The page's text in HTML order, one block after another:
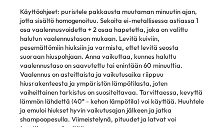
Käyttöohjeet: puristele pakkausta muutaman minuutin ajan,
jotta sisältö homogenoituu. Sekoita ei-metallisessa astiassa 1
osa vaalennusvoidetta + 2 osaa hapetetta, joka on valittu
halutun vaalennustason mukaan. Levitä kuiviin,
pesemättömiin hiuksiin ja varmista, ettet levitä seosta
suoraan hiuspohjaan. Anna vaikuttaa, kunnes haluttu
vaalennustaso on saavutettu tai enintään 60 minuuttia.
Vaalennus on asteittaista ja vaikutusaika riippuu
hiusrakenteesta ja ympäristön lämpötilasta, joten
vaiheittainen tarkistus on suositeltavaa. Tarvittaessa, kevyttä
lämmön lähdettä (40° - kehon lämpötila) voi käyttää. Huuhtele
ja emuloi hiukset hyvin vaikutusajan jälkeen ja jatka
shampoopesulla. Viimeistelynä, pituudet ja latvat voi